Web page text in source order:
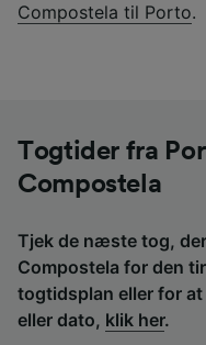
Compostela til Porto.
Togtider fra
Compostela
Tjek de næste tog,
Compostela for den
togtidsplan eller for
eller dato, klik her.